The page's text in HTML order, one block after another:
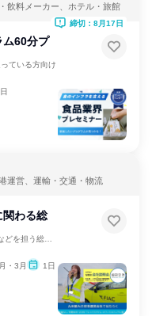
飲料メーカー、ホテル・旅館
ム60分プ
ている方向け
締切：8月17日
運営、運輸・交通・物流
関わる総
・3月 1日